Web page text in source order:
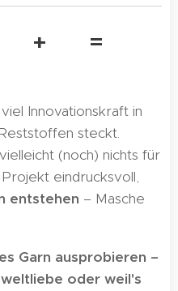
+ 🍖 = ♻️
Innovationskraft in
steckt.
(noch) nichts für
eindrucksvoll,
entstehen – Masche
Garn ausprobieren –
oder weil's